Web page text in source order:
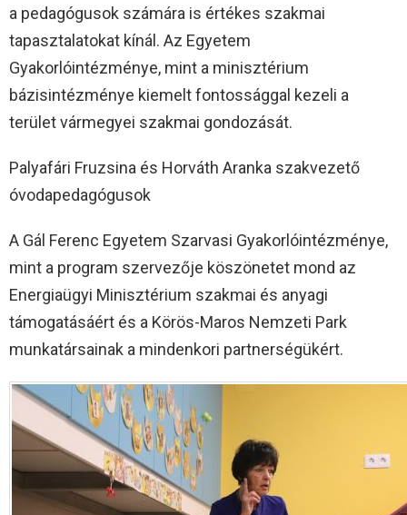
a pedagógusok számára is értékes szakmai
tapasztalatokat kínál. Az Egyetem
Gyakorlóintézménye, mint a minisztérium
bázisintézménye kiemelt fontossággal kezeli a
terület vármegyei szakmai gondozását.
Palyafári Fruzsina és Horváth Aranka szakvezető
óvodapedagógusok
A Gál Ferenc Egyetem Szarvasi Gyakorlóintézménye,
mint a program szervezője köszönetet mond az
Energiaügyi Minisztérium szakmai és anyagi
támogatásáért és a Körös-Maros Nemzeti Park
munkatársainak a mindenkori partnerségükért.